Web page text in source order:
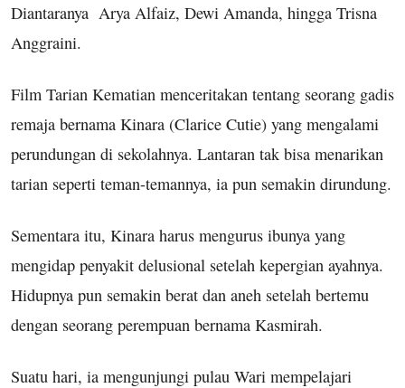
Diantaranya Arya Alfaiz, Dewi Amanda, hingga Trisna
Anggraini.
Film Tarian Kematian menceritakan tentang seorang gadis
remaja bernama Kinara (Clarice Cutie) yang mengalami
perundungan di sekolahnya. Lantaran tak bisa menarikan
tarian seperti teman-temannya, ia pun semakin dirundung.
Sementara itu, Kinara harus mengurus ibunya yang
mengidap penyakit delusional setelah kepergian ayahnya.
Hidupnya pun semakin berat dan aneh setelah bertemu
dengan seorang perempuan bernama Kasmirah.
Suatu hari, ia mengunjungi pulau Wari mempelajari